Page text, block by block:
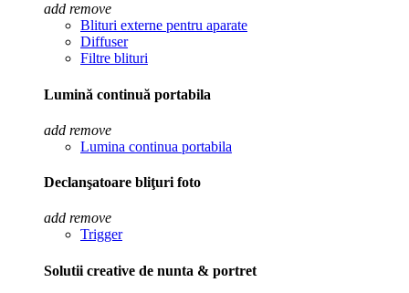
add remove
Blituri externe pentru aparate
Diffuser
Filtre blituri
Lumină continuă portabila
add remove
Lumina continua portabila
Declanşatoare bliţuri foto
add remove
Trigger
Solutii creative de nunta & portret